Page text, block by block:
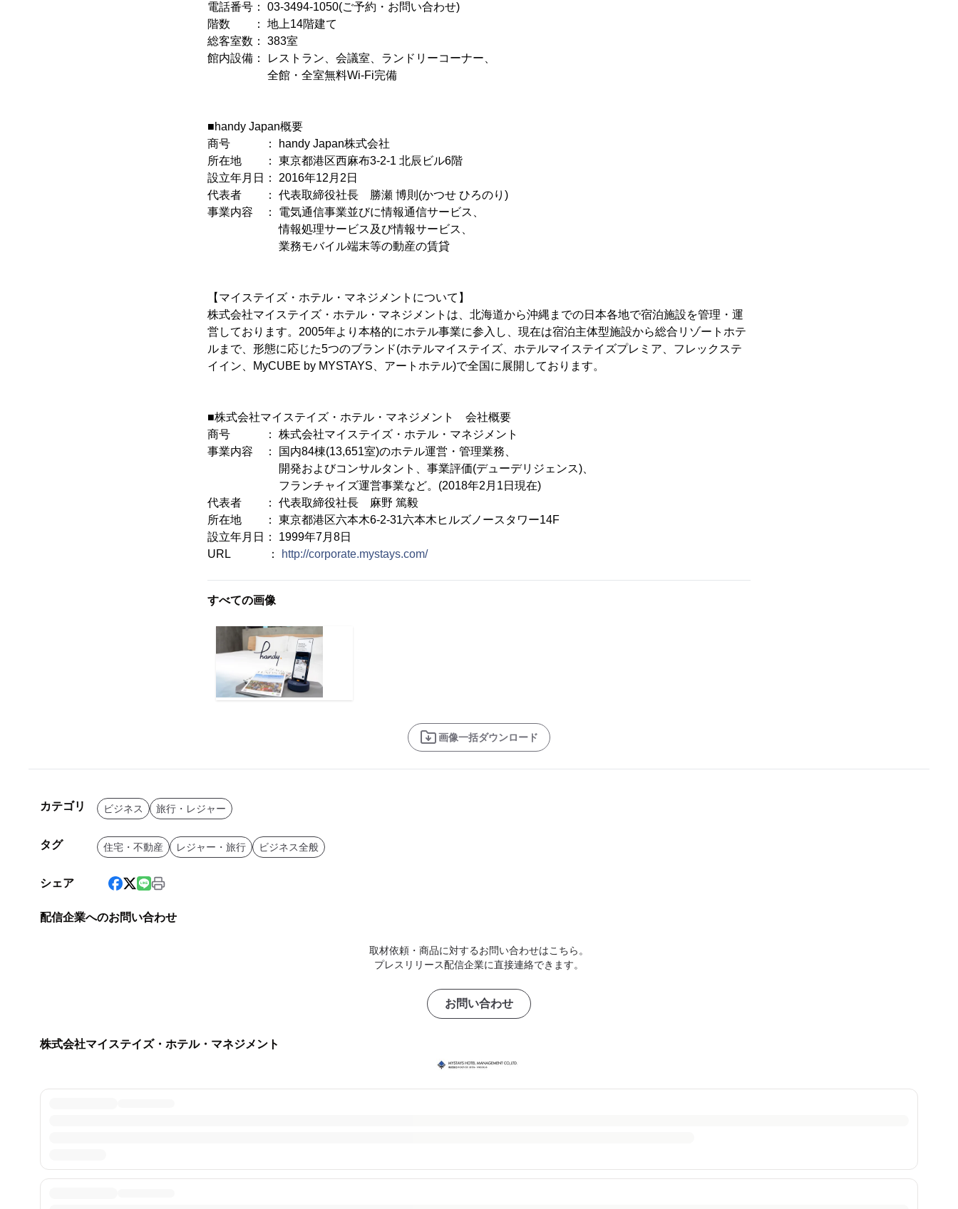
電話番号： 03-3494-1050(ご予約・お問い合わせ)
階数 ： 地上14階建て
総客室数： 383室
館内設備： レストラン、会議室、ランドリーコーナー、
全館・全室無料Wi-Fi完備
■handy Japan概要
商号 ： handy Japan株式会社
所在地 ： 東京都港区西麻布3-2-1 北辰ビル6階
設立年月日： 2016年12月2日
代表者 ： 代表取締役社長 勝瀬 博則(かつせ ひろのり)
事業内容 ： 電気通信事業並びに情報通信サービス、
情報処理サービス及び情報サービス、
業務モバイル端末等の動産の賃貸
【マイステイズ・ホテル・マネジメントについて】
株式会社マイステイズ・ホテル・マネジメントは、北海道から沖縄までの日本各地で宿泊施設を管理・運
営しております。2005年より本格的にホテル事業に参入し、現在は宿泊主体型施設から総合リゾートホテ
ルまで、形態に応じた5つのブランド(ホテルマイステイズ、ホテルマイステイズプレミア、フレックステ
イイン、MyCUBE by MYSTAYS、アートホテル)で全国に展開しております。
■株式会社マイステイズ・ホテル・マネジメント 会社概要
商号 ： 株式会社マイステイズ・ホテル・マネジメント
事業内容 ： 国内84棟(13,651室)のホテル運営・管理業務、
開発およびコンサルタント、事業評価(デューデリジェンス)、
フランチャイズ運営事業など。(2018年2月1日現在)
代表者 ： 代表取締役社長 麻野 篤毅
所在地 ： 東京都港区六本木6-2-31六本木ヒルズノースタワー14F
設立年月日： 1999年7月8日
URL ：
http://corporate.mystays.com/
すべての画像
画像一括ダウンロード
カテゴリ ビジネス 旅行・レジャー
タグ 住宅・不動産 レジャー・旅行 ビジネス全般
シェア
配信企業へのお問い合わせ
取材依頼・商品に対するお問い合わせはこちら。
プレスリリース配信企業に直接連絡できます。
お問い合わせ
株式会社マイステイズ・ホテル・マネジメント